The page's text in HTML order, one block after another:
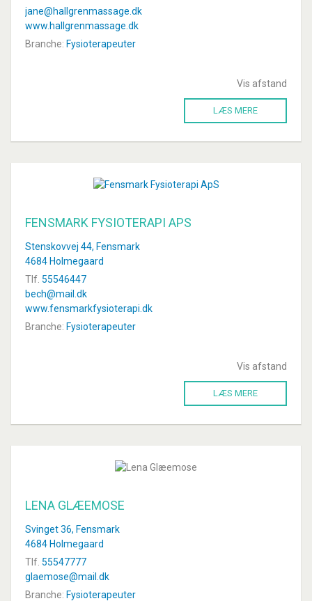
jane@hallgrenmassage.dk
www.hallgrenmassage.dk
Branche: Fysioterapeuter
Vis afstand
LÆS MERE
FENSMARK FYSIOTERAPI APS
Stenskovvej 44, Fensmark
4684 Holmegaard
Tlf. 55546447
bech@mail.dk
www.fensmarkfysioterapi.dk
Branche: Fysioterapeuter
Vis afstand
LÆS MERE
LENA GLÆEMOSE
Svinget 36, Fensmark
4684 Holmegaard
Tlf. 55547777
glaemose@mail.dk
Branche: Fysioterapeuter